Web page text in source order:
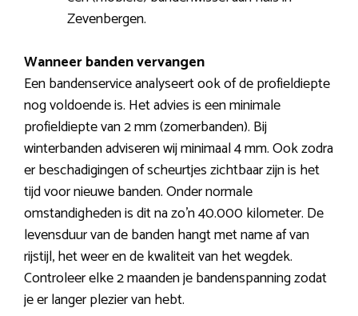
Zevenbergen.
Wanneer banden vervangen
Een bandenservice analyseert ook of de profieldiepte
nog voldoende is. Het advies is een minimale
profieldiepte van 2 mm (zomerbanden). Bij
winterbanden adviseren wij minimaal 4 mm. Ook zodra
er beschadigingen of scheurtjes zichtbaar zijn is het
tijd voor nieuwe banden. Onder normale
omstandigheden is dit na zo’n 40.000 kilometer. De
levensduur van de banden hangt met name af van
rijstijl, het weer en de kwaliteit van het wegdek.
Controleer elke 2 maanden je bandenspanning zodat
je er langer plezier van hebt.